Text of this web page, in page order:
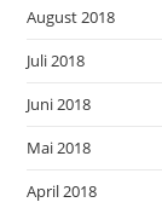
August 2018
Juli 2018
Juni 2018
Mai 2018
April 2018